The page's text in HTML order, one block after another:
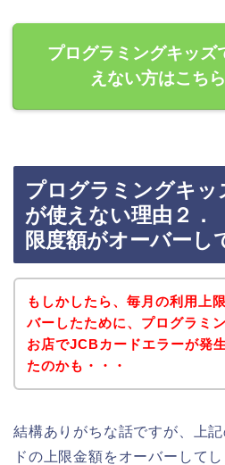
プログラミングキッズ
えない方はこち
プログラミングキッ
が使えない理由２．
限度額がオーバーし
もしかしたら、毎月の利用上
バーしたために、プログラミ
お店でJCBカードエラーが発
たのかも・・・
結構ありがちな話ですが、上
ドの上限金額をオーバーして